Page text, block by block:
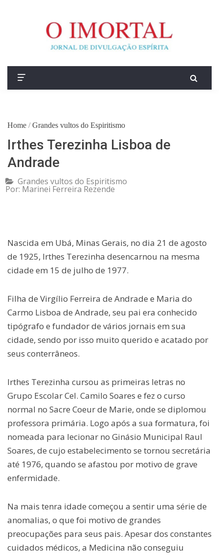
Home / Grandes vultos do Espiritismo
Irthes Terezinha Lisboa de
Andrade
Grandes vultos do Espiritismo
Por: Marinei Ferreira Rezende
Nascida em Ubá, Minas Gerais, no dia 21 de agosto
de 1925, Irthes Terezinha desencarnou na mesma
cidade em 15 de julho de 1977.
Filha de Virgílio Ferreira de Andrade e Maria do
Carmo Lisboa de Andrade, seu pai era conhecido
tipógrafo e fundador de vários jornais em sua
cidade, sendo por isso muito querido e acatado por
seus conterrâneos.
Irthes Terezinha cursou as primeiras letras no
Grupo Escolar Cel. Camilo Soares e fez o curso
normal no Sacre Coeur de Marie, onde se diplomou
professora primária. Logo após a sua formatura, foi
nomeada para lecionar no Ginásio Municipal Raul
Soares, de cujo estabelecimento se tornou secretária
até 1976, quando se afastou por motivo de grave
enfermidade.
Na mais tenra idade começou a sentir uma série de
anomalias, o que foi motivo de grandes
preocupações para seus pais. Apesar dos constantes
cuidados médicos, a Medicina não conseguiu